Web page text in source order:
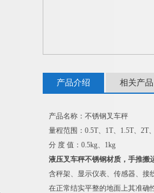
产品介绍 相关产品
产品名称：不锈钢叉车秤
量程范围：0.5T、1T、1.5T、2T
分 度 值：0.5kg、1kg
液压叉车秤不锈钢材质，手推搬
含秤架、显示仪表、传感器、接
在正常结实平整的地面上其准确